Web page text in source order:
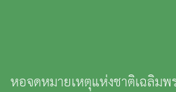
หอจดหมายเหตุแห่งชาติเฉลิม